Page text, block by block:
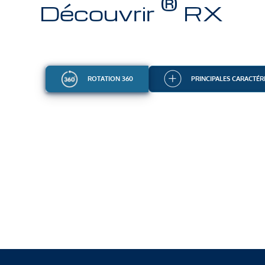
Découvrir RX
ROTATION 360 PRINCIPALES